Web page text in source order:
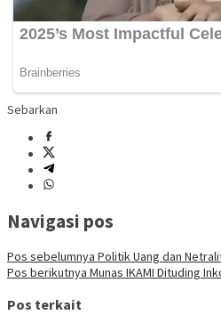
Sebarkan
Navigasi pos
Pos sebelumnya Politik Uang dan
Pos berikutnya Munas IKAMI Dituding
Pos terkait